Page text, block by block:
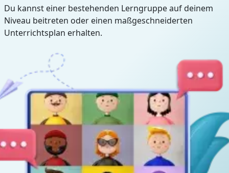
Du kannst einer bestehenden Lerngruppe auf deinem
Niveau beitreten oder einen maßgeschneiderten
Unterrichtsplan erhalten.